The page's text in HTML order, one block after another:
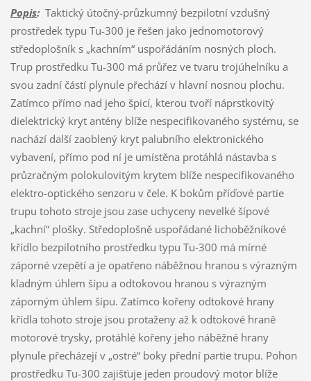
Popis:Taktický útočný-průzkumný bezpilotní vzdušný
prostředek typu Tu-300 je řešen jako jednomotorový
středoplošník s „kachním“ uspořádáním nosných ploch.
Trup prostředku Tu-300 má průřez ve tvaru trojúhelníku a
svou zadní částí plynule přechází v hlavní nosnou plochu.
Zatímco přímo nad jeho špicí, kterou tvoří náprstkovitý
dielektrický kryt antény blíže nespecifikovaného systému, se
nachází další zaoblený kryt palubního elektronického
vybavení, přímo pod ní je umístěna protáhlá nástavba s
průzračným polokulovitým krytem blíže nespecifikovaného
elektro-optického senzoru v čele. K bokům příďové partie
trupu tohoto stroje jsou zase uchyceny nevelké šípové
„kachní“ plošky. Středoplošně uspořádané lichoběžníkové
křídlo bezpilotního prostředku typu Tu-300 má mírné
záporné vzepětí a je opatřeno náběžnou hranou s výrazným
kladným úhlem šípu a odtokovou hranou s výrazným
záporným úhlem šípu. Zatímco kořeny odtokové hrany
křídla tohoto stroje jsou protaženy až k odtokové hraně
motorové trysky, protáhlé kořeny jeho náběžné hrany
plynule přecházejí v „ostré“ boky přední partie trupu. Pohon
prostředku Tu-300 zajišťuje jeden proudový motor blíže